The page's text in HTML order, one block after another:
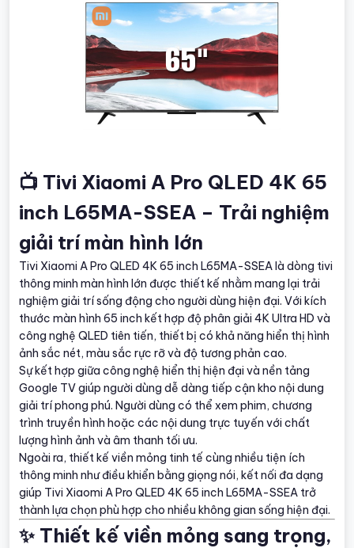
📺 Tivi Xiaomi A Pro QLED 4K 65
inch L65MA-SSEA – Trải nghiệm
giải trí màn hình lớn
Tivi Xiaomi A Pro QLED 4K 65 inch L65MA-SSEA là dòng tivi
thông minh màn hình lớn được thiết kế nhằm mang lại trải
nghiệm giải trí sống động cho người dùng hiện đại. Với kích
thước màn hình 65 inch kết hợp độ phân giải 4K Ultra HD và
công nghệ QLED tiên tiến, thiết bị có khả năng hiển thị hình
ảnh sắc nét, màu sắc rực rỡ và độ tương phản cao.
Sự kết hợp giữa công nghệ hiển thị hiện đại và nền tảng
Google TV giúp người dùng dễ dàng tiếp cận kho nội dung
giải trí phong phú. Người dùng có thể xem phim, chương
trình truyền hình hoặc các nội dung trực tuyến với chất
lượng hình ảnh và âm thanh tối ưu.
Ngoài ra, thiết kế viền mỏng tinh tế cùng nhiều tiện ích
thông minh như điều khiển bằng giọng nói, kết nối đa dạng
giúp Tivi Xiaomi A Pro QLED 4K 65 inch L65MA-SSEA trở
thành lựa chọn phù hợp cho nhiều không gian sống hiện đại.
✨ Thiết kế viền mỏng sang trọng,